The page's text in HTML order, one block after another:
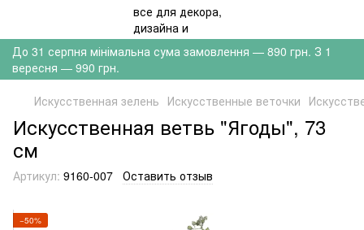
До 31 серпня мінімальна сума замовлення — 890 грн. З 1
вересня — 990 грн.
Искусственная зелень Искусственные веточки
Искусственная ветвь "Ягоды", 73
см
Артикул: 9160-007 Оставить отзыв
−50%